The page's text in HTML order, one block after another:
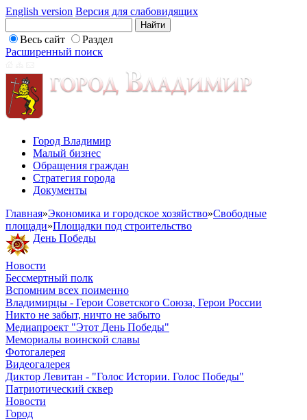
English version Версия для слабовидящих
Весь сайт
Раздел
Расширенный поиск
Город Владимир
Малый бизнес
Обращения граждан
Стратегия города
Документы
Главная»Экономика и городское хозяйство»Свободные
площади»Площадки под строительство
День Победы
Новости
Бессмертный полк
Вспомним всех поименно
Владимирцы - Герои Советского Союза, Герои России
Никто не забыт, ничто не забыто
Медиапроект "Этот День Победы"
Мемориалы воинской славы
Фотогалерея
Видеогалерея
Диктор Левитан - "Голос Истории. Голос Победы"
Патриотический сквер
Новости
Город